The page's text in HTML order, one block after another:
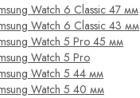
Watch 6 Classic 47 мм
Watch 6 Classic 43 мм
Watch 5 Pro 45 мм
Watch 5 Pro
Watch 5 44 мм
Watch 5 40 мм